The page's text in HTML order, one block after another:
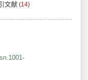
文献 (14)